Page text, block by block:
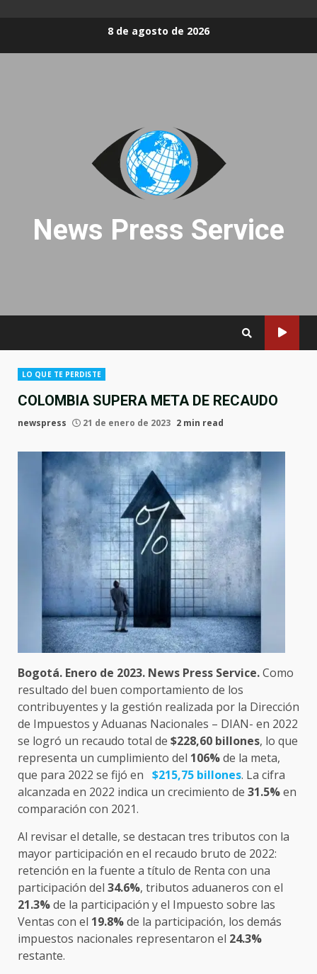
8 de agosto de 2026
News Press Service
LO QUE TE PERDISTE
COLOMBIA SUPERA META DE RECAUDO
newspress 21 de enero de 2023 2 min read
Bogotá. Enero de 2023. News Press Service.Como
resultado del buen comportamiento de los
contribuyentes y la gestión realizada por la Dirección
de Impuestos y Aduanas Nacionales – DIAN- en 2022
se logró un recaudo total de $228,60 billones, lo que
representa un cumplimiento del 106%de la meta,
que para 2022 se fijó en $215,75 billones. La cifra
alcanzada en 2022 indica un crecimiento de 31.5%en
comparación con 2021.
Al revisar el detalle, se destacan tres tributos con la
mayor participación en el recaudo bruto de 2022:
retención en la fuente a título de Renta con una
participación del 34.6%, tributos aduaneros con el
21.3%de la participación y el Impuesto sobre las
Ventas con el 19.8%de la participación, los demás
impuestos nacionales representaron el 24.3%
restante.